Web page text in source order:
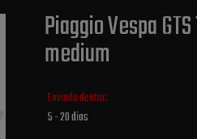
Piaggio Vespa
medium
Enviado dentro:
5 - 20 dias